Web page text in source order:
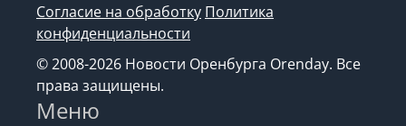
Согласие на обработку Политика
конфиденциальности
© 2008-2026 Новости Оренбурга Orenday. Все
права защищены.
Меню